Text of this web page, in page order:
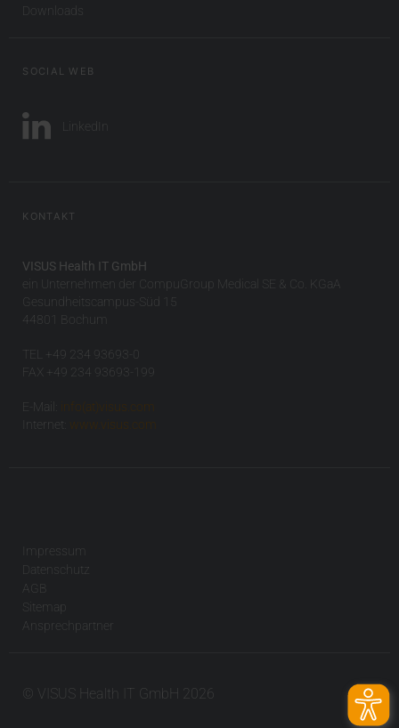
Downloads
SOCIAL WEB
LinkedIn
KONTAKT
VISUS Health IT GmbH
ein Unternehmen der CompuGroup Medical SE & Co. KGaA
Gesundheitscampus-Süd 15
44801 Bochum
TEL +49 234 93693-0
FAX +49 234 93693-199
E-Mail:
info(at)visus.com
Internet:
www.visus.com
Impressum
Datenschutz
AGB
Sitemap
Ansprechpartner
© VISUS Health IT GmbH 2026